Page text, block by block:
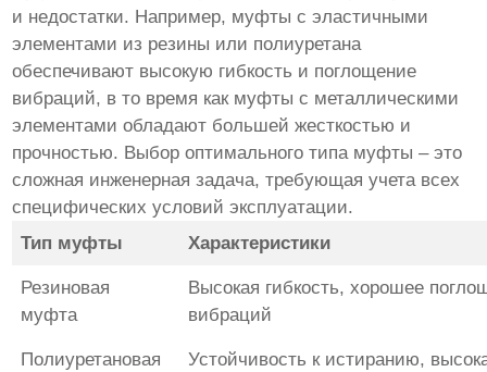
и недостатки. Например, муфты с эластичными
элементами из резины или полиуретана
обеспечивают высокую гибкость и поглощение
вибраций, в то время как муфты с металлическими
элементами обладают большей жесткостью и
прочностью. Выбор оптимального типа муфты – это
сложная инженерная задача, требующая учета всех
специфических условий эксплуатации.
Тип муфты
Характеристики
Резиновая
муфта
Высокая гибкость, хорошее
вибраций
Полиуретановая
Устойчивость к истиранию,